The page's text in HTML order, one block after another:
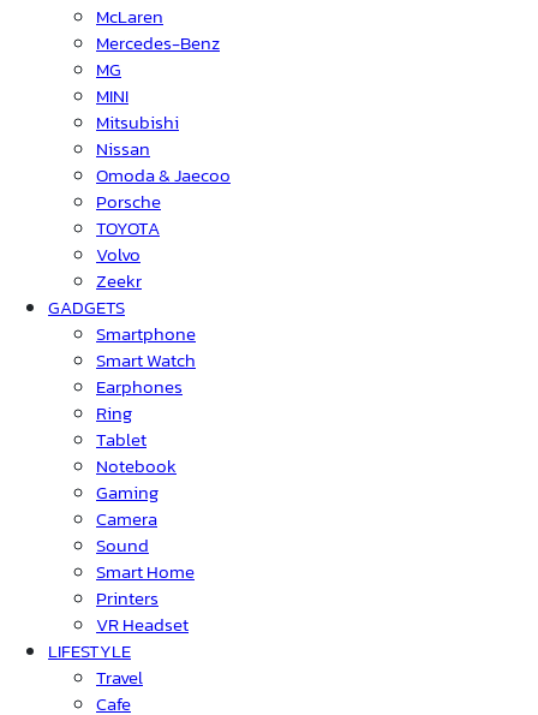
McLaren
Mercedes-Benz
MG
MINI
Mitsubishi
Nissan
Omoda & Jaecoo
Porsche
TOYOTA
Volvo
Zeekr
GADGETS
Smartphone
Smart Watch
Earphones
Ring
Tablet
Notebook
Gaming
Camera
Sound
Smart Home
Printers
VR Headset
LIFESTYLE
Travel
Cafe